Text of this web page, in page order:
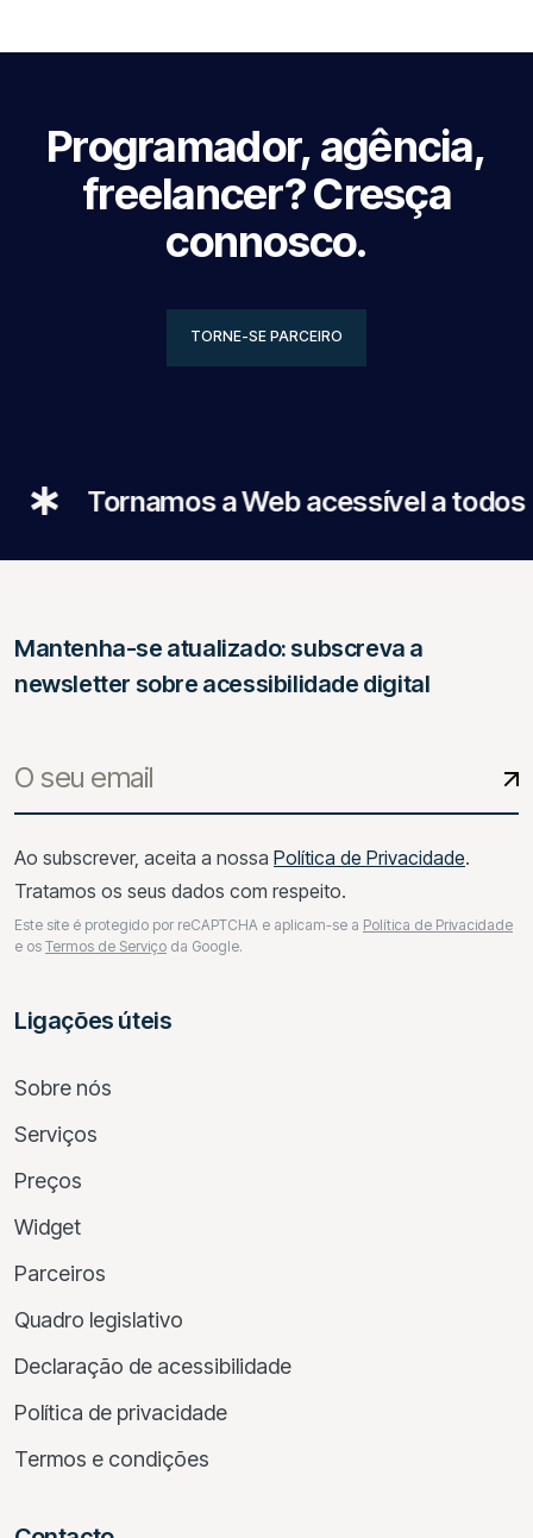
Programador, agência,
freelancer? Cresça
connosco.
TORNE-SE PARCEIRO
a Web acessível a todos
Mantenha-se atualizado: subscreva a
newsletter sobre acessibilidade digital
Ao subscrever, aceita a nossa Política de Privacidade.
Tratamos os seus dados com respeito.
Este site é protegido por reCAPTCHA e aplicam-se a Política de Privacidade
e os Termos de Serviço da Google.
Ligações úteis
Sobre nós
Serviços
Preços
Widget
Parceiros
Quadro legislativo
Declaração de acessibilidade
Política de privacidade
Termos e condições